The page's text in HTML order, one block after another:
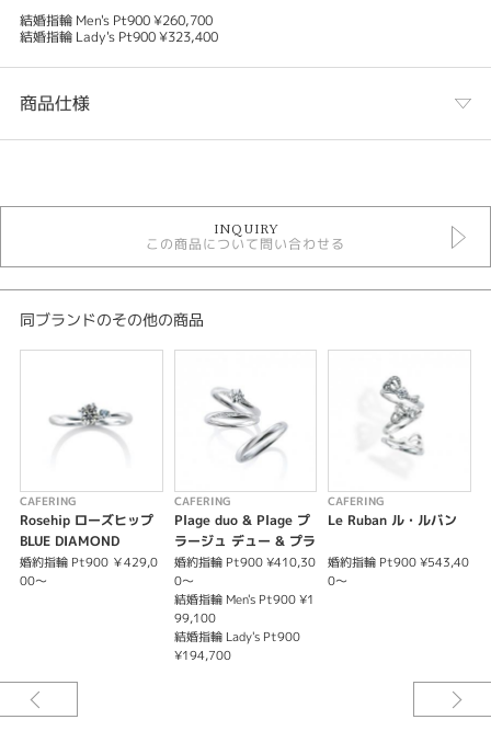
結婚指輪 Men's Pt900 ¥260,700
結婚指輪 Lady's Pt900 ¥323,400
商品仕様
結婚指輪
CAFERING ＞ CAFERING 結婚指輪
性別
紹介文
優しく広がるフォルムは、緩やかに伸びてゆくバラのつるを表現。咲き実る
バラは、結ばれたふたりが育む幸せを意味する。指を細く長く魅せてくるV
字ラインのデザインが美しい結婚指輪。朝摘みのバラのような華やかなピン
クダイヤモンドの輝きは、二人の愛を永久に彩ってくれます。
〈クオリティ、美しさ、快適さ〉
Cafe Ringがデザインにおいて大切にしているのは、愛用者の立場に立った
「クオリティ、美しさ、快適さ」のバランス感。クリエイティブディレクタ
ー青木千秋が、日常や自然の中で触れた美しい瞬間のインスピレーションが
デザインソースです。しなやかさ、躍動感の中に大人可愛いエレガンスが息
づきます。
INQUIRY
この商品について問い合わせる
同ブランドのその他の商品
CAFERING
Rosehip ローズヒップ
BLUE DIAMOND
婚約指輪 Pt900 ￥429,0
00～
CAFERING
Plage duo & Plage プ
ラージュ デュー & プラ
ージュ
婚約指輪 Pt900 ¥410,30
0～
結婚指輪 Men's Pt900 ¥1
99,100
結婚指輪 Lady's Pt900
¥194,700
CAFERING
Le Ruban ル・ルバン
婚約指輪 Pt900 ¥543,40
0～